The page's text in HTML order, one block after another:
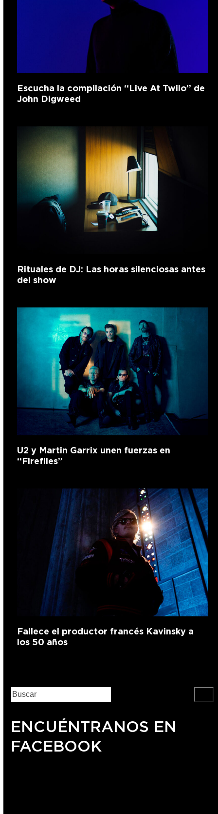
Escucha la compilación “Live At Twilo” de
John Digweed
Rituales de DJ: Las horas silenciosas antes
del show
U2 y Martin Garrix unen fuerzas en
“Fireflies”
Fallece el productor francés Kavinsky a
los 50 años
ENCUÉNTRANOS EN
FACEBOOK